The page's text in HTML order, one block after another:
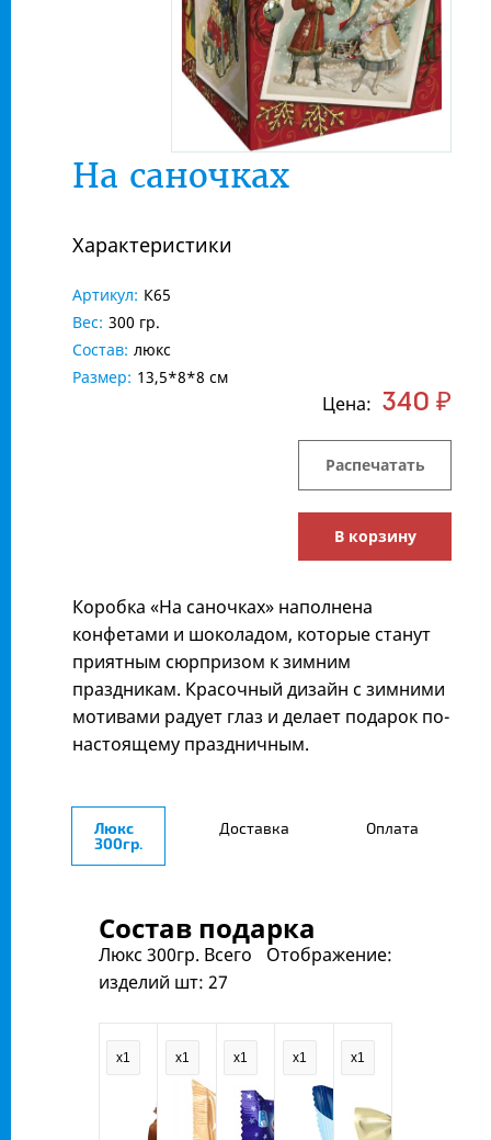
На саночках
Характеристики
Артикул: К65
Вес: 300 гр.
Состав: люкс
Размер: 13,5*8*8 см
Цена: 340 ₽
Распечатать
В корзину
Коробка «На саночках» наполнена
конфетами и шоколадом, которые станут
приятным сюрпризом к зимним
праздникам. Красочный дизайн с зимними
мотивами радует глаз и делает подарок по-
настоящему праздничным.
Люкс
300гр.
Доставка Оплата
Состав подарка
Люкс 300гр. Всего
изделий шт: 27
Отображение:
x1 x1 x1 x1 x1